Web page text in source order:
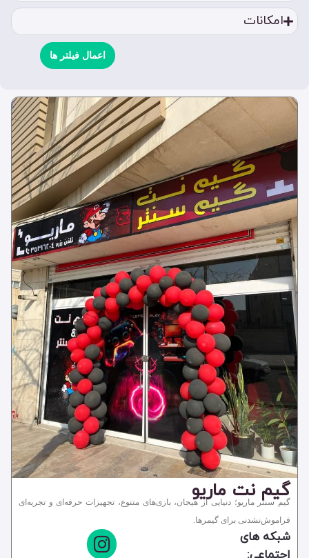
کافه رستوران
کافه کتاب
کافه کلاسیک
کافه های خاص
کافه های لوکس
کافه ون
مکان های تفریحی
استخر
بیلیارد
پارک
شهربازی
گیم سنتر و گیم نت
مجموعه تفریحی
امکانات
اعمال فیلتر ها
گیم نت ماریو
گیم سنتر ماریو؛ دنیایی از هیجان، بازی‌های متنوع، تجهیزات حرفه‌ای و تجربه‌ای
فراموش‌نشدنی برای گیمرها.
شبکه های